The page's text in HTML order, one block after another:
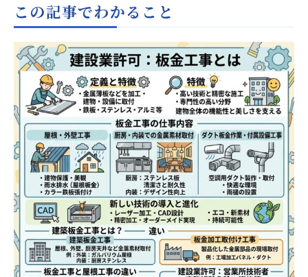
この記事でわかること